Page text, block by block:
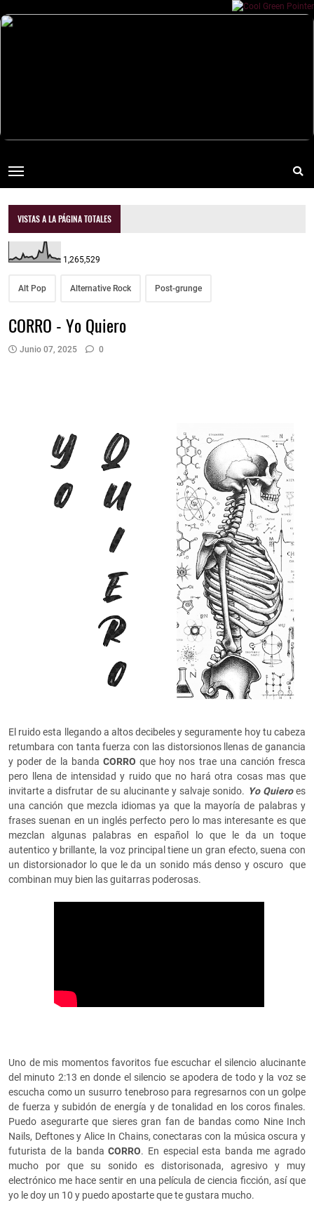
VISTAS A LA PÁGINA TOTALES
1,265,529
Alt Pop Alternative Rock Post-grunge
CORRO - Yo Quiero
Junio 07, 2025 0
El ruido esta llegando a altos decibeles y seguramente hoy tu cabeza
retumbara con tanta fuerza con las distorsionos llenas de ganancia
y poder de la banda CORRO que hoy nos trae una canción fresca
pero llena de intensidad y ruido que no hará otra cosas mas que
invitarte a disfrutar de su alucinante y salvaje sonido. Yo Quieroes
una canción que mezcla idiomas ya que la mayoría de palabras y
frases suenan en un inglés perfecto pero lo mas interesante es que
mezclan algunas palabras en español lo que le da un toque
autentico y brillante, la voz principal tiene un gran efecto, suena con
un distorsionador lo que le da un sonido más denso y oscuro que
combinan muy bien las guitarras poderosas.
Uno de mis momentos favoritos fue escuchar el silencio alucinante
del minuto 2:13 en donde el silencio se apodera de todo y la voz se
escucha como un susurro tenebroso para regresarnos con un golpe
de fuerza y subidón de energía y de tonalidad en los coros finales.
Puedo asegurarte que sieres gran fan de bandas como Nine Inch
Nails, Deftones y Alice In Chains, conectaras con la música oscura y
futurista de la bandaCORRO. En especial esta banda me agrado
mucho por que su sonido es distorisonada, agresivo y muy
electrónico me hace sentir en una película de ciencia ficción, así que
yo le doy un 10 y puedo apostarte que te gustara mucho.